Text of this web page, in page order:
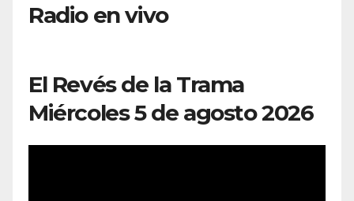
Radio en vivo
El Revés de la Trama
Miércoles 5 de agosto 2026